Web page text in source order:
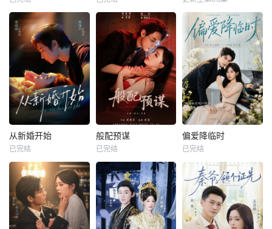
从新婚开始
已完结
般配预谋
已完结
偏爱降临时
已完结